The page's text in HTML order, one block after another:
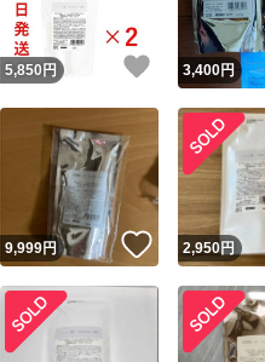
ね！
5,850 円 いいね！
3,400円
ね！
9,999円 いいね！
2,950円